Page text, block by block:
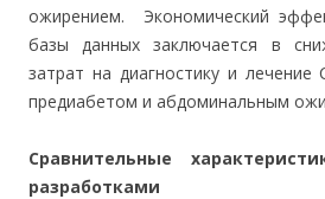
ожирением. Экономический
базы данных заключается в
затрат на диагностику и
предиабетом и абдоминальным
Сравнительные
разработками